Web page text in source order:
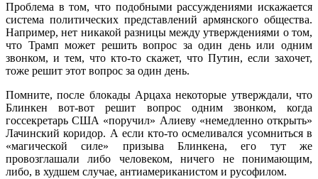
Проблема в том, что подобными рассуждениями искажается
система политических представлений армянского общества.
Например, нет никакой разницы между утверждениями о том,
что Трамп может решить вопрос за один день или одним
звонком, и тем, что кто-то скажет, что Путин, если захочет,
тоже решит этот вопрос за один день.
Помните, после блокады Арцаха некоторые утверждали, что
Блинкен вот-вот решит вопрос одним звонком, когда
госсекретарь США «поручил» Алиеву «немедленно открыть»
Лачинский коридор. А если кто-то осмеливался усомниться в
«магической силе» призыва Блинкена, его тут же
провозглашали либо человеком, ничего не понимающим,
либо, в худшем случае, антиамериканистом и русофилом.